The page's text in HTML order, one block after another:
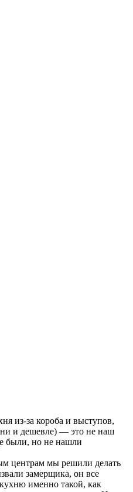
из-за короба и выступов,
и дешевле) — это не наш
были, но не нашли
центрам мы решили делать
замерщика, он все
именно такой, как